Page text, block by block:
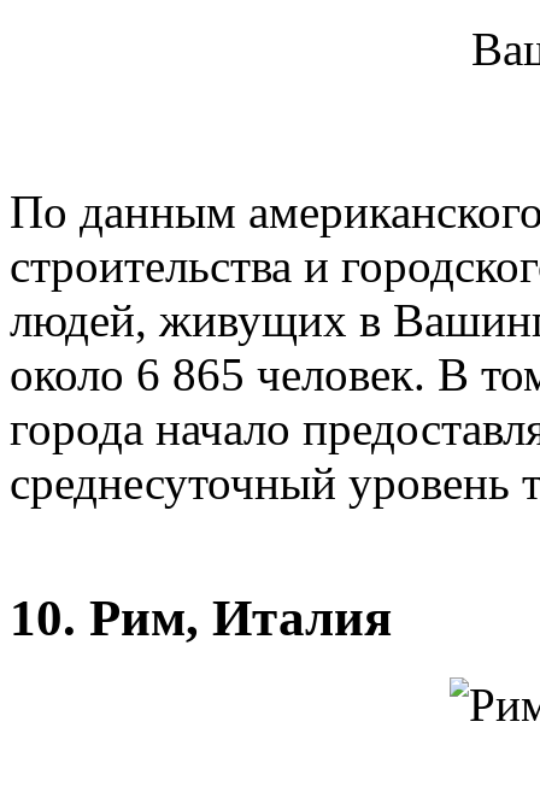
По данным
строительства и
людей, живущих в
около 6 865 человек. В
города начало
среднесуточный уровень
10. Рим, Италия